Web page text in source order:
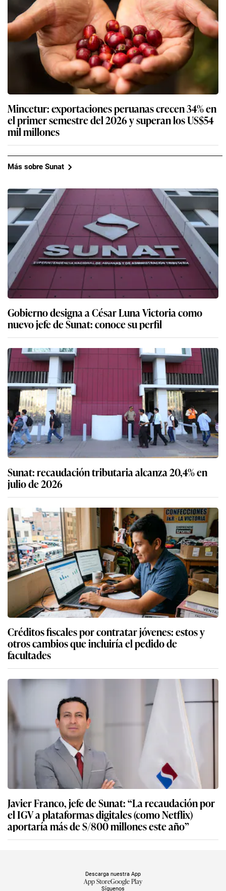
Mincetur: exportaciones peruanas crecen 34% en
el primer semestre del 2026 y superan los US$54
mil millones
Más sobre Sunat
Gobierno designa a César Luna Victoria como
nuevo jefe de Sunat: conoce su perfil
Sunat: recaudación tributaria alcanza 20,4% en
julio de 2026
Créditos fiscales por contratar jóvenes: estos y
otros cambios que incluiría el pedido de
facultades
Javier Franco, jefe de Sunat: “La recaudación por
el IGV a plataformas digitales (como Netflix)
aportaría más de S/800 millones este año”
Síguenos
Descarga nuestra App
App StoreGoogle Play